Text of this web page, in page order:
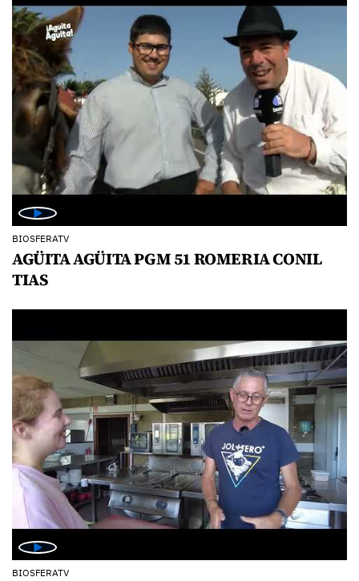
BIOSFERATV
AGÜITA AGÜITA PGM 51 ROMERIA CONIL
TIAS
BIOSFERATV